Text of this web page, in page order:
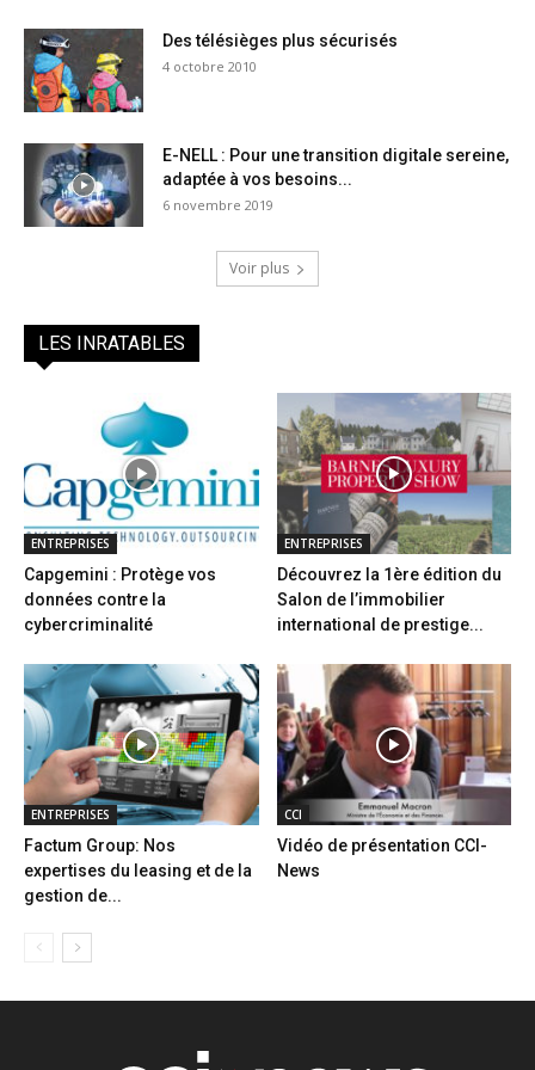
Des télésièges plus sécurisés
4 octobre 2010
E-NELL : Pour une transition digitale sereine,
adaptée à vos besoins...
6 novembre 2019
Voir plus
LES INRATABLES
ENTREPRISES
Capgemini : Protège vos
données contre la
cybercriminalité
ENTREPRISES
Découvrez la 1ère édition du
Salon de l’immobilier
international de prestige...
ENTREPRISES
Factum Group: Nos
expertises du leasing et de la
gestion de...
CCI
Vidéo de présentation CCI-
News